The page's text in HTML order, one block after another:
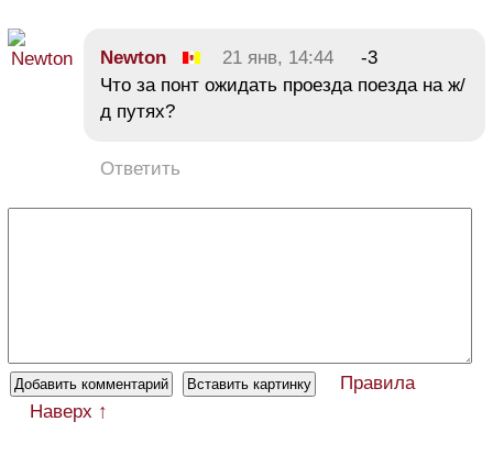
Newton 21 янв, 14:44
-3
Что за понт ожидать проезда поезда на ж/
д путях?
Ответить
Правила
Наверх ↑